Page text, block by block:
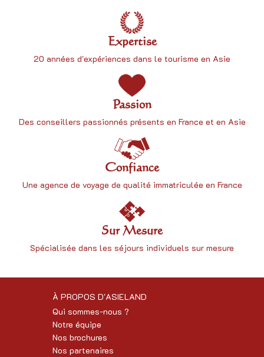
Expertise
20 années d'expériences dans le tourisme en Asie
Passion
Des conseillers passionnés présents en France et en Asie
Confiance
Une agence de voyage de qualité immatriculée en France
Sur Mesure
Spécialisée dans les séjours individuels sur mesure
À PROPOS D'ASIELAND
Qui sommes-nous ?
Notre équipe
Nos brochures
Nos partenaires